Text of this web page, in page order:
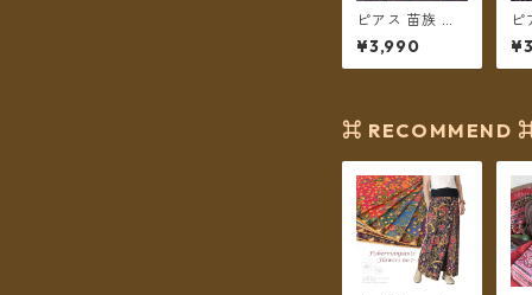
ピアス 苗族 ミ
ャオシルバー 刺
繍古布 舟形
【メール便送料
¥3,990
ピ
ャ
繍
ン
⌘ RECOMMEND